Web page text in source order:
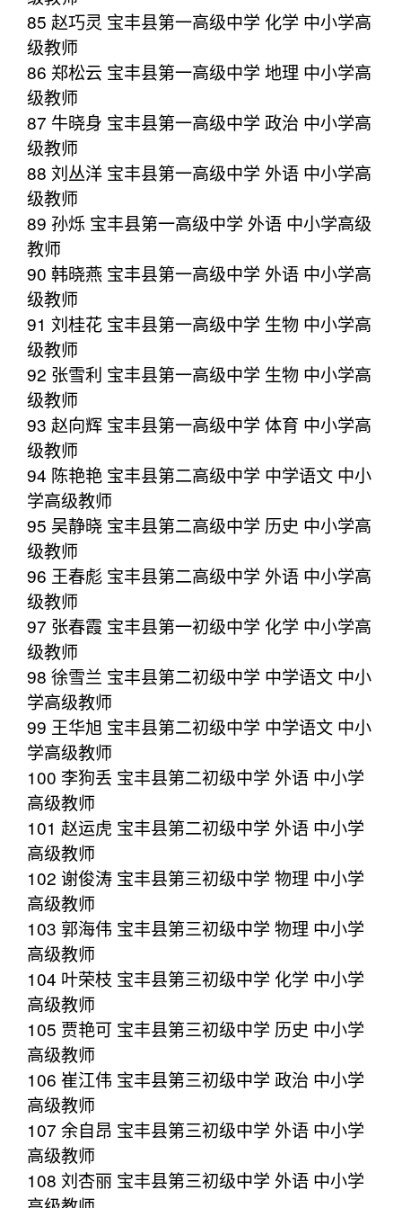
85 赵巧灵 宝丰县第一高级中学 化学 中小学高
级教师
86 郑松云 宝丰县第一高级中学 地理 中小学高
级教师
87 牛晓身 宝丰县第一高级中学 政治 中小学高
级教师
88 刘丛洋 宝丰县第一高级中学 外语 中小学高
级教师
89 孙烁 宝丰县第一高级中学 外语 中小学高级
教师
90 韩晓燕 宝丰县第一高级中学 外语 中小学高
级教师
91 刘桂花 宝丰县第一高级中学 生物 中小学高
级教师
92 张雪利 宝丰县第一高级中学 生物 中小学高
级教师
93 赵向辉 宝丰县第一高级中学 体育 中小学高
级教师
94 陈艳艳 宝丰县第二高级中学 中学语文 中小
学高级教师
95 吴静晓 宝丰县第二高级中学 历史 中小学高
级教师
96 王春彪 宝丰县第二高级中学 外语 中小学高
级教师
97 张春霞 宝丰县第一初级中学 化学 中小学高
级教师
98 徐雪兰 宝丰县第二初级中学 中学语文 中小
学高级教师
99 王华旭 宝丰县第二初级中学 中学语文 中小
学高级教师
100 李狗丢 宝丰县第二初级中学 外语 中小学
高级教师
101 赵运虎 宝丰县第二初级中学 外语 中小学
高级教师
102 谢俊涛 宝丰县第三初级中学 物理 中小学
高级教师
103 郭海伟 宝丰县第三初级中学 物理 中小学
高级教师
104 叶荣枝 宝丰县第三初级中学 化学 中小学
高级教师
105 贾艳可 宝丰县第三初级中学 历史 中小学
高级教师
106 崔江伟 宝丰县第三初级中学 政治 中小学
高级教师
107 余自昂 宝丰县第三初级中学 外语 中小学
高级教师
108 刘杏丽 宝丰县第三初级中学 外语 中小学